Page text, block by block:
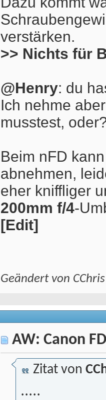
verstärken.
>> Nichts für
@Henry: du
Ich nehme
musstest,
Beim nFD
abnehmen,
eher kniffliger
200mm f/4-
[Edit]
Geändert von
AW: Canon
Zitat von
.....